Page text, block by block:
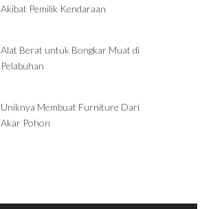
Akibat Pemilik Kendaraan
Alat Berat untuk Bongkar Muat di
Pelabuhan
Uniknya Membuat Furniture Dari
Akar Pohon